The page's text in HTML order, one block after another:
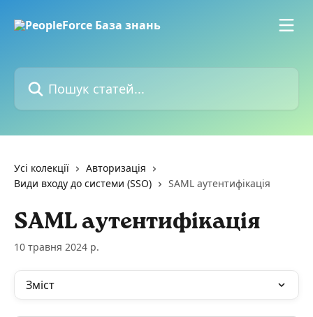
Пошук статей...
Усі колекції
Авторизація
Види входу до системи (SSO)
SAML аутентифікація
SAML аутентифікація
10 травня 2024 р.
Зміст